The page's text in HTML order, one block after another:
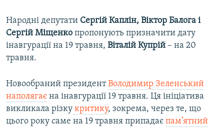
Народні депутати Сергій Каплін, Віктор Балога і
Сергій Міщенко пропонують призначити дату
інавгурації на 19 травня, Віталій Купрій – на 20
травня.
Новообраний президентВолодимир Зеленський
наполягає на інавгурації 19 травня. Ця ініціатива
викликала різку критику, зокрема, через те, що
цього року саме на 19 травня припадає пам’ятний